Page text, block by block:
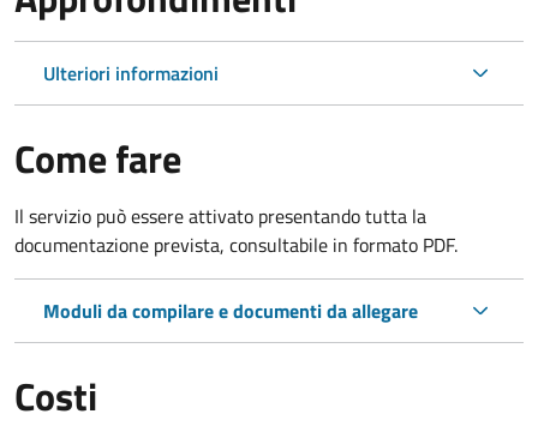
Ulteriori informazioni
Come fare
Il servizio può essere attivato presentando tutta la
documentazione prevista, consultabile in formato PDF.
Moduli da compilare e documenti da allegare
Costi